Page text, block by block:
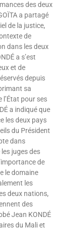
des deux
a partagé
de la justice,
de
dans les deux
a s’est
et de
depuis
sa
l’État pour ses
a indiqué que
les deux pays
du Président
dans
les juges des
de
le domaine
les
deux nations,
des
Jean KONDÉ
du Mali et